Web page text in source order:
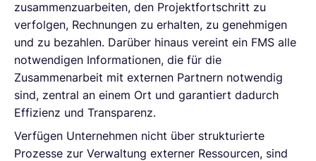
zusammenzuarbeiten, den Projektfortschritt zu
verfolgen, Rechnungen zu erhalten, zu genehmigen
und zu bezahlen. Darüber hinaus vereint ein FMS alle
notwendigen Informationen, die für die
Zusammenarbeit mit externen Partnern notwendig
sind, zentral an einem Ort und garantiert dadurch
Effizienz und Transparenz.
Verfügen Unternehmen nicht über strukturierte
Prozesse zur Verwaltung externer Ressourcen, sind